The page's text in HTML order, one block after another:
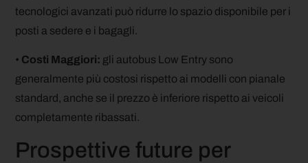
tecnologici avanzati può ridurre lo spazio disponibile per i
posti a sedere e i bagagli.
• Costi Maggiori: gli autobus Low Entry sono
generalmente più costosi rispetto ai modelli con pianale
standard, anche se il prezzo è inferiore rispetto ai veicoli
completamente ribassati.
Prospettive future per